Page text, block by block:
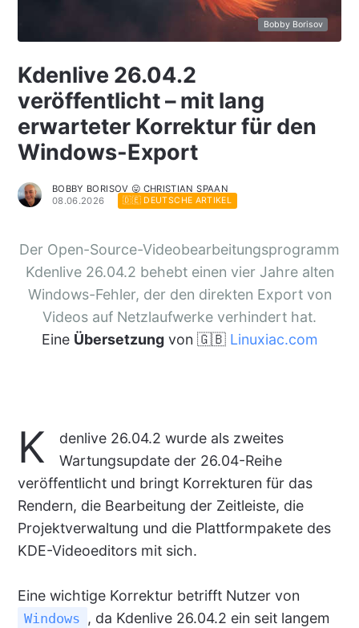
Bobby Borisov
Kdenlive 26.04.2
veröffentlicht – mit lang
erwarteter Korrektur für den
Windows-Export
BOBBY BORISOV 😛 CHRISTIAN SPAAN
08.06.2026
🇩🇪 DEUTSCHE ARTIKEL
Der Open-Source-Videobearbeitungsprogramm
Kdenlive 26.04.2 behebt einen vier Jahre alten
Windows-Fehler, der den direkten Export von
Videos auf Netzlaufwerke verhindert hat.
Eine Übersetzungvon 🇬🇧 Linuxiac.com
K
denlive 26.04.2 wurde als zweites
Wartungsupdate der 26.04-Reihe
veröffentlicht und bringt Korrekturen für das
Rendern, die Bearbeitung der Zeitleiste, die
Projektverwaltung und die Plattformpakete des
KDE-Videoeditors mit sich.
Eine wichtige Korrektur betrifft Nutzer von
Windows , da Kdenlive 26.04.2 ein seit langem